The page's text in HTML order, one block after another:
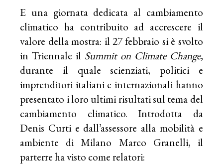
E una giornata dedicata al cambiamento
climatico ha contribuito ad accrescere il
valore della mostra: il 27 febbraio si è svolto
in Triennale il Summit on Climate Change,
durante il quale scienziati, politici e
imprenditori italiani e internazionali hanno
presentato i loro ultimi risultati sul tema del
cambiamento climatico. Introdotta da
Denis Curti e dall’assessore alla mobilità e
ambiente di Milano Marco Granelli, il
parterre ha visto come relatori: